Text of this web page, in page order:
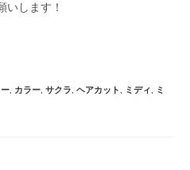
いします！
, カラー, サクラ, ヘアカット, ミディ, ミ